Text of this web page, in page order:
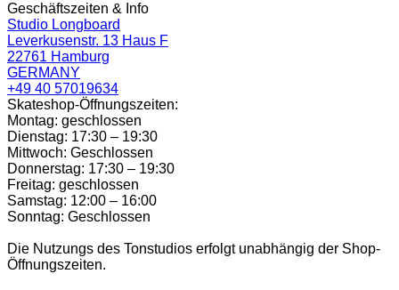
Geschäftszeiten & Info
Studio Longboard
Leverkusenstr. 13 Haus F
22761 Hamburg
GERMANY
+49 40 57019634
Skateshop-Öffnungszeiten:
Montag: geschlossen
Dienstag: 17:30 – 19:30
Mittwoch: Geschlossen
Donnerstag: 17:30 – 19:30
Freitag: geschlossen
Samstag: 12:00 – 16:00
Sonntag: Geschlossen
Die Nutzungs des Tonstudios erfolgt unabhängig der Shop-
Öffnungszeiten.